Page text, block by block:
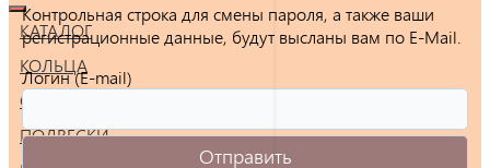
КАТАЛОГ
КОЛЬЦА
СЕРЬГИ
ПОДВЕСКИ
Контрольная строка для смены пароля, а также ваши
регистрационные данные, будут высланы вам по E-Mail.
Логин (E-mail)